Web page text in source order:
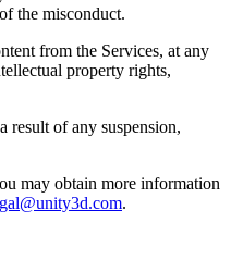
the misconduct.
from the Services, at any
property rights,
result of any suspension,
may obtain more information
.